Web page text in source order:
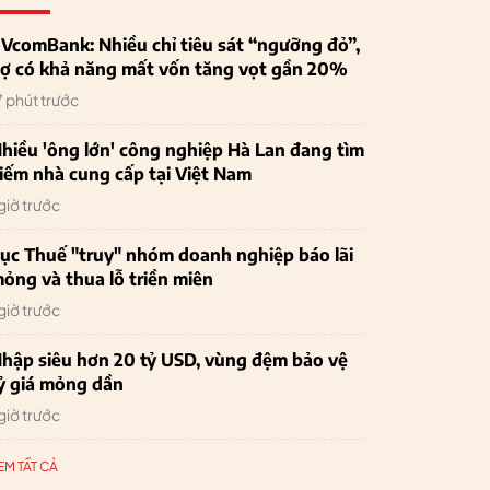
Nhiều chỉ tiêu sát “ngưỡng đỏ”,
có khả năng mất vốn tăng vọt gần 20%
phút trước
'ông lớn' công nghiệp Hà Lan đang tìm
nhà cung cấp tại Việt Nam
trước
Thuế "truy" nhóm doanh nghiệp báo lãi
và thua lỗ triền miên
trước
siêu hơn 20 tỷ USD, vùng đệm bảo vệ
giá mỏng dần
trước
TẤT CẢ